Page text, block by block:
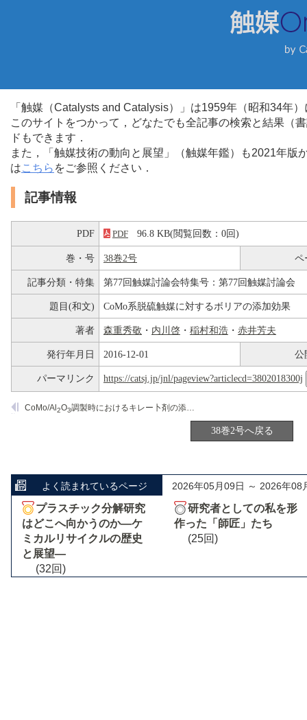
「触媒（Catalysts and Catalysis）」は1959年（昭和34年
このサイトをつかって，どなたでも全記事の検索と結果（
ドもできます．
また，「触媒技術の動向と展望」（触媒年鑑）も2021年
はこちら をご参照ください．
記事情報
PDF PDF 96.8 KB(閲覧回数：0回)
巻・号 38巻2号 ペ
記事分類・特集 第77回触媒討論会特集号：第77回触媒討論会
題目(和文) CoMo系脱硫触媒に対するボリアの添加効果
著者 森重秀敬 ・ 内川啓 ・ 稲村和浩 ・ 赤井芳夫
発行年月日 2016-12-01 公
パーマリンク https://catsj.jp/jnl/pageview?articlecd=3802018300j
CoMo/Al 2O3調製時におけるキレー卜剤の添加効果(3)―芳香族水素化反応
38巻2号へ戻る
よく読まれているページ 2026年05月09日 ～ 2026年08
プラスチック分解研究
はどこへ向かうのか―ケ
ミカルリサイクルの歴史
と展望―
(32回)
研究者としての私を形
作った「師匠」たち
(25回)